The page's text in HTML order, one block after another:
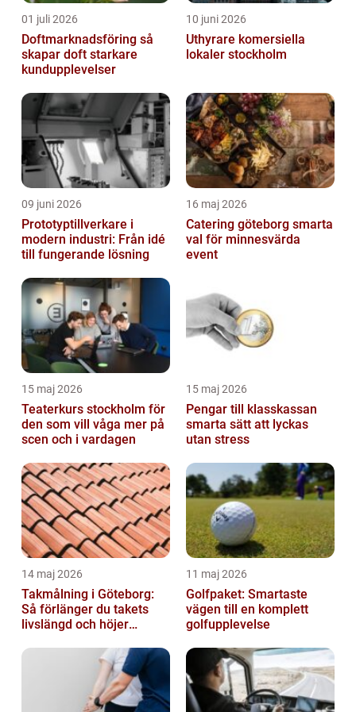
01 juli 2026
Doftmarknadsföring så
skapar doft starkare
kundupplevelser
10 juni 2026
Uthyrare komersiella
lokaler stockholm
09 juni 2026
Prototyptillverkare i
modern industri: Från idé
till fungerande lösning
16 maj 2026
Catering göteborg smarta
val för minnesvärda
event
15 maj 2026
Teaterkurs stockholm för
den som vill våga mer på
scen och i vardagen
15 maj 2026
Pengar till klasskassan
smarta sätt att lyckas
utan stress
14 maj 2026
Takmålning i Göteborg:
Så förlänger du takets
livslängd och höjer
11 maj 2026
Golfpaket: Smartaste
vägen till en komplett
golfupplevelse